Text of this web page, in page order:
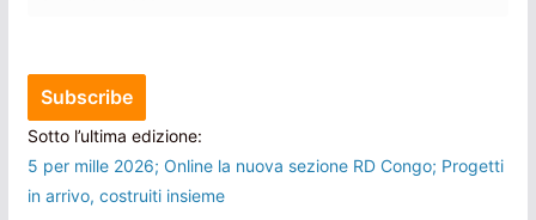
Sotto l’ultima edizione:
5 per mille 2026; Online la nuova sezione RD Congo; Progetti
in arrivo, costruiti insieme